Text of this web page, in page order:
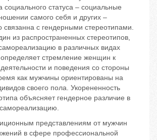
социального статуса – социальные
самого себя и других –
связанна с гендерными стереотипами.
из распространенных стереотипов,
в различных видах
определяет стремление женщин к
и поведения со стороны
как мужчины ориентированы на
своего пола. Укорененность
объясняет гендерное различие в
представлениям от мужчин
в сфере профессиональной